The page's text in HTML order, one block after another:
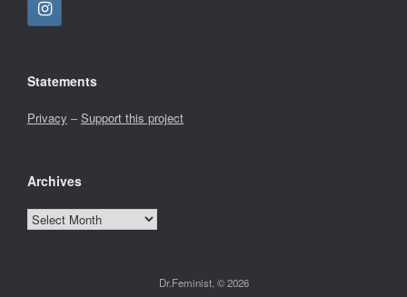
Statements
Privacy –Support this project
Archives
Archives
Dr.Feminist, © 2026